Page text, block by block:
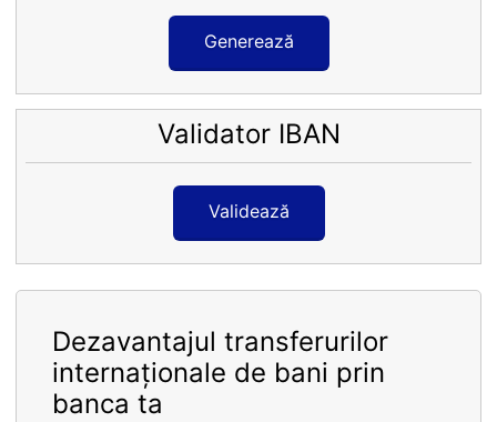
Generează
Validator IBAN
Validează
Dezavantajul transferurilor
internaționale de bani prin
banca ta